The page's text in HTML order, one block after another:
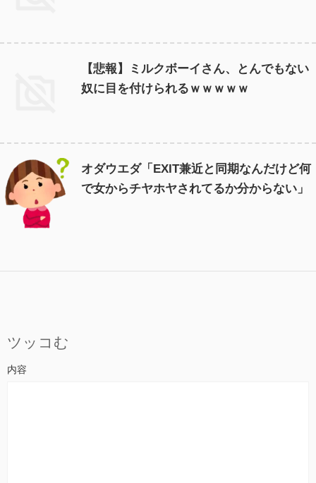
【悲報】ミルクボーイさん、とんでもない
奴に目を付けられるｗｗｗｗｗ
オダウエダ「EXIT兼近と同期なんだけど何
で女からチヤホヤされてるか分からない」
ツッコむ